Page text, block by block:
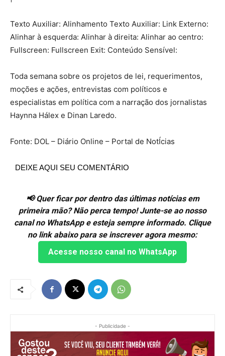
Texto Auxiliar: Alinhamento Texto Auxiliar: Link Externo:
Alinhar à esquerda: Alinhar à direita: Alinhar ao centro:
Fullscreen: Fullscreen Exit: Conteúdo Sensível:
Toda semana sobre os projetos de lei, requerimentos,
moções e ações, entrevistas com políticos e
especialistas em política com a narração dos jornalistas
Haynna Hálex e Dinan Laredo.
Fonte: DOL – Diário Online – Portal de NotÍcias
DEIXE AQUI SEU COMENTÁRIO
📢 Quer ficar por dentro das últimas notícias em
primeira mão? Não perca tempo! Junte-se ao nosso
canal no WhatsApp e esteja sempre informado. Clique
no link abaixo para se inscrever agora mesmo:
Acesse nosso canal no WhatsApp
- Publicidade -